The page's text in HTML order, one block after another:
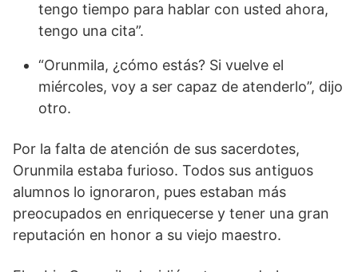
tengo tiempo para hablar con usted ahora,
tengo una cita”.
“Orunmila, ¿cómo estás? Si vuelve el
miércoles, voy a ser capaz de atenderlo”, dijo
otro.
Por la falta de atención de sus sacerdotes,
Orunmila estaba furioso. Todos sus antiguos
alumnos lo ignoraron, pues estaban más
preocupados en enriquecerse y tener una gran
reputación en honor a su viejo maestro.